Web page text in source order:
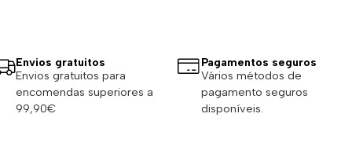
Envios gratuitos
Envios gratuitos para
encomendas superiores a
99,90€
Pagamentos seguros
Vários métodos de
pagamento seguros
disponíveis.